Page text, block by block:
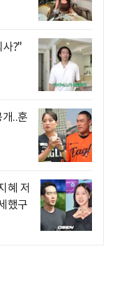
사?"
..훈
혜 저
했구